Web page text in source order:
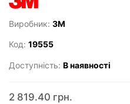
Виробник: 3M
Код: 19555
Доступність: В наявності
2 819.40 грн.